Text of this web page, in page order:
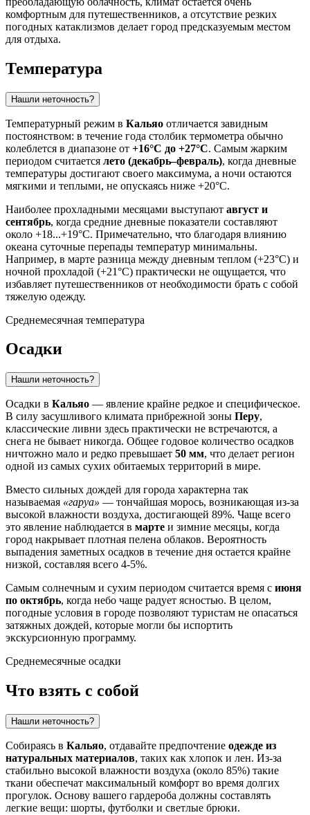
комфортным для путешественников, а отсутствие резких
погодных катаклизмов делает город предсказуемым местом
для отдыха.
Температура
Нашли неточность?
Температурный режим в Кальяо отличается завидным
постоянством: в течение года столбик термометра обычно
колеблется в диапазоне от +16°C до +27°C. Самым жарким
периодом считается лето (декабрь–февраль), когда дневные
температуры достигают своего максимума, а ночи остаются
мягкими и теплыми, не опускаясь ниже +20°C.
Наиболее прохладными месяцами выступают август и
сентябрь, когда средние дневные показатели составляют
около +18...+19°C. Примечательно, что благодаря влиянию
океана суточные перепады температур минимальны.
Например, в марте разница между дневным теплом (+23°C) и
ночной прохладой (+21°C) практически не ощущается, что
избавляет путешественников от необходимости брать с собой
тяжелую одежду.
Среднемесячная температура
Осадки
Нашли неточность?
Осадки в Кальяо — явление крайне редкое и специфическое.
В силу засушливого климата прибрежной зоны Перу,
классические ливни здесь практически не встречаются, а
снега не бывает никогда. Общее годовое количество осадков
ничтожно мало и редко превышает 50 мм, что делает регион
одной из самых сухих обитаемых территорий в мире.
Вместо сильных дождей для города характерна так
называемая «гаруа» — тончайшая морось, возникающая из-за
высокой влажности воздуха, достигающей 89%. Чаще всего
это явление наблюдается в марте и зимние месяцы, когда
город накрывает плотная пелена облаков. Вероятность
выпадения заметных осадков в течение дня остается крайне
низкой, составляя всего 4-5%.
Самым солнечным и сухим периодом считается время с июня
по октябрь, когда небо чаще радует ясностью. В целом,
погодные условия в городе позволяют туристам не опасаться
затяжных дождей, которые могли бы испортить
экскурсионную программу.
Среднемесячные осадки
Что взять с собой
Нашли неточность?
Собираясь в Кальяо, отдавайте предпочтение одежде из
натуральных материалов, таких как хлопок и лен. Из-за
стабильно высокой влажности воздуха (около 85%) такие
ткани обеспечат максимальный комфорт во время долгих
прогулок. Основу вашего гардероба должны составлять
легкие вещи: шорты, футболки и светлые брюки.